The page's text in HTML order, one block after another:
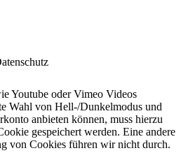
Youtube oder Vimeo Videos
Wahl von Hell-/Dunkelmodus und
anbieten können, muss hierzu
gespeichert werden. Eine andere
von Cookies führen wir nicht durch.